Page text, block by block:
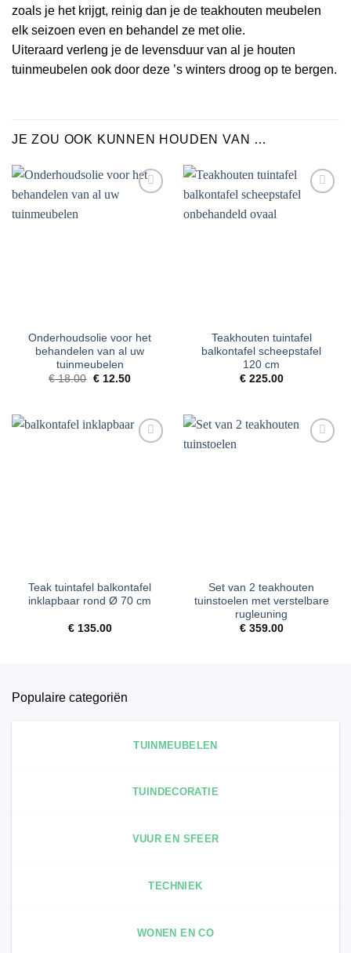
zoals je het krijgt, reinig dan je de teakhouten meubelen
elk seizoen even en behandel ze met olie.
Uiteraard verleng je de levensduur van al je houten
tuinmeubelen ook door deze ’s winters droog op te bergen.
JE ZOU OOK KUNNEN HOUDEN VAN …
Onderhoudsolie voor het
behandelen van al uw
tuinmeubelen
€18.00 Oorspronkelijke
€12.50Huidige
Teakhouten tuintafel
balkontafel scheepstafel
120 cm
€225.00
Teak tuintafel balkontafel
inklapbaar rond Ø 70 cm
€135.00
Set van 2 teakhouten
tuinstoelen met verstelbare
rugleuning
€359.00
Populaire categoriën
TUINMEUBELEN
TUINDECORATIE
VUUR EN SFEER
TECHNIEK
WONEN EN CO